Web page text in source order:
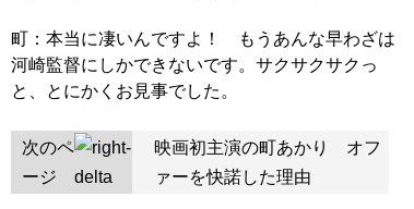
町：本当に凄いんですよ！ もうあんな早わざは
河崎監督にしかできないです。サクサクサクっ
と、とにかくお見事でした。
次のペ
ージ
映画初主演の町あかり オフ
ァーを快諾した理由